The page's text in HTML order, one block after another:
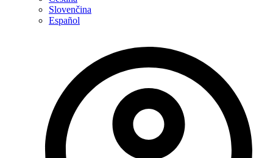
Slovenčina
Español